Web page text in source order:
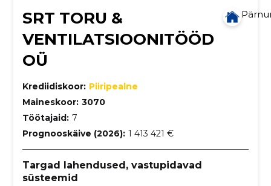
SRT TORU &
VENTILATSIOONITÖÖD
OÜ
Krediidiskoor: Piiripealne
Maineskoor: 3070
Töötajaid: 7
Prognooskäive (2026): 1 413 421 €
Targad lahendused, vastupidavad
süsteemid